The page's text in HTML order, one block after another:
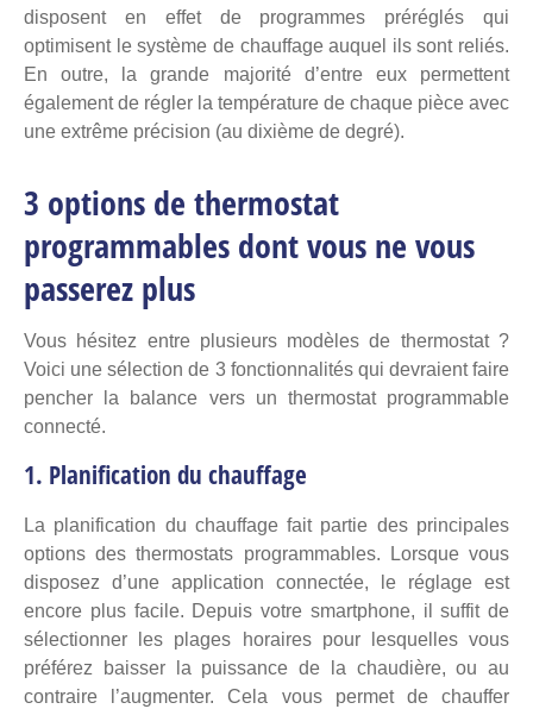
disposent en effet de programmes préréglés qui
optimisent le système de chauffage auquel ils sont reliés.
En outre, la grande majorité d’entre eux permettent
également de régler la température de chaque pièce avec
une extrême précision (au dixième de degré).
3 options de thermostat
programmables dont vous ne vous
passerez plus
Vous hésitez entre plusieurs modèles de thermostat ?
Voici une sélection de 3 fonctionnalités qui devraient faire
pencher la balance vers un thermostat programmable
connecté.
1. Planification du chauffage
La planification du chauffage fait partie des principales
options des thermostats programmables. Lorsque vous
disposez d’une application connectée, le réglage est
encore plus facile. Depuis votre smartphone, il suffit de
sélectionner les plages horaires pour lesquelles vous
préférez baisser la puissance de la chaudière, ou au
contraire l’augmenter. Cela vous permet de chauffer